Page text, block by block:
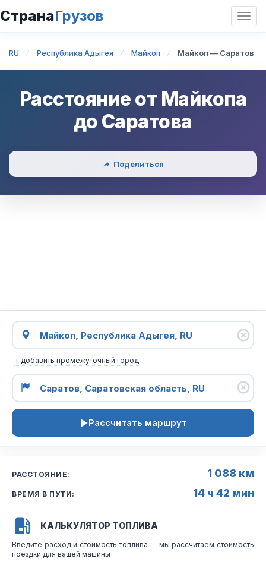
СтранаГрузов
RU Республика Адыгея Майкоп Майкоп — Саратов
Расстояние от Майкопа
до Саратова
Поделиться
+ добавить промежуточный город
Рассчитать маршрут
РАССТОЯНИЕ: 1 088 км
ВРЕМЯ В ПУТИ: 14 ч 42 мин
КАЛЬКУЛЯТОР ТОПЛИВА
Введите расход и стоимость топлива — мы рассчитаем стоимость
поездки для вашей машины